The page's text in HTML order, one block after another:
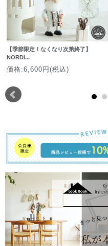
【季節限定！なくなり次第終了】
NORDI...
価格:6,600円(税込)